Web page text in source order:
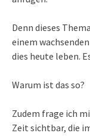
Denn dieses
einem
dies heute leben.
Warum ist das so?
Zudem frage ich
Zeit sichtbar, die